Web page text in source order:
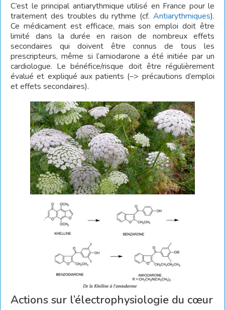
C’est le principal antiarythmique utilisé en France pour le
traitement des troubles du rythme (cf. Antiarythmiques).
Ce médicament est efficace, mais son emploi doit être
limité dans la durée en raison de nombreux effets
secondaires qui doivent être connus de tous les
prescripteurs, même si l’amiodarone a été initiée par un
cardiologue. Le bénéfice/risque doit être régulièrement
évalué et expliqué aux patients (–> précautions d’emploi
et effets secondaires).
Actions sur l’électrophysiologie du cœur